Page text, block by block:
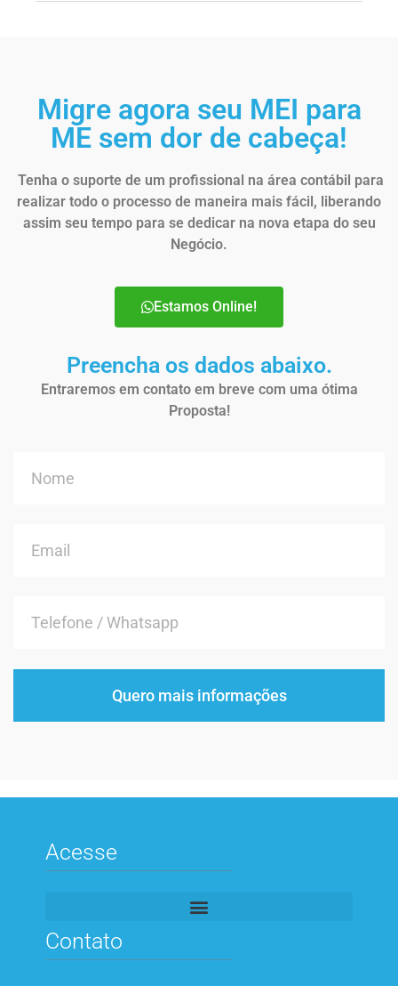
Migre agora seu MEI para
ME sem dor de cabeça!
Tenha o suporte de um profissional na área contábil para
realizar todo o processo de maneira mais fácil, liberando
assim seu tempo para se dedicar na nova etapa do seu
Negócio.
Estamos Online!
Preencha os dados abaixo.
Entraremos em contato em breve com uma ótima
Proposta!
Quero mais informações
Acesse
Contato